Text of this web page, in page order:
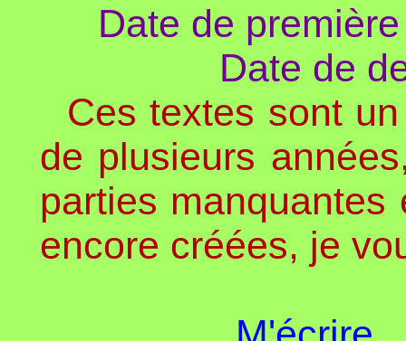
Date de
Date de
Ces textes sont
de plusieurs
parties
encore créées, je